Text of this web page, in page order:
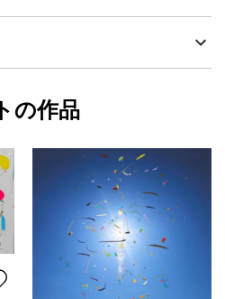
ディア
求します。
合い、一体となって存在する**四
さらに、リサ・ランドールらが提
生きる四次元時空が、重力だけが
かぶ「膜」のような断面であると
る表現領域を持つアーティストた
います。
として神社を撮影し続ける梶木則
ースとなります。その写真を温か
の作品